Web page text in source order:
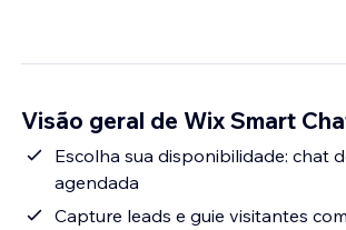
Visão geral de Wix Smart
Escolha sua disponibilidade: chat
agendada
Capture leads e guie visitantes